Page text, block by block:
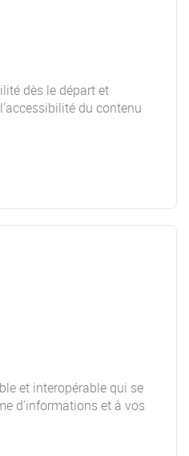
dès le départ et
du contenu
et interopérable qui se
d’informations et à vos